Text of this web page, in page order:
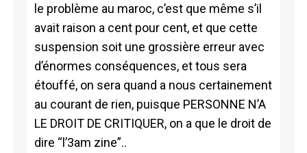
le problème au maroc, c’est que même s’il
avait raison a cent pour cent, et que cette
suspension soit une grossière erreur avec
d’énormes conséquences, et tous sera
étouffé, on sera quand a nous certainement
au courant de rien, puisque PERSONNE N’A
LE DROIT DE CRITIQUER, on a que le droit de
dire “l’3am zine”..